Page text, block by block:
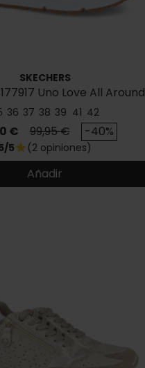
SKECHERS
Uno Love All Around
36 37 38 39 41 42
€ Precio base
99,95 € -40%
5star (2 opiniones)
Añadir